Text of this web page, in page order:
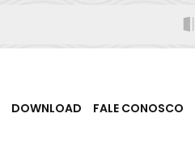
DOWNLOAD FALE CONOSCO